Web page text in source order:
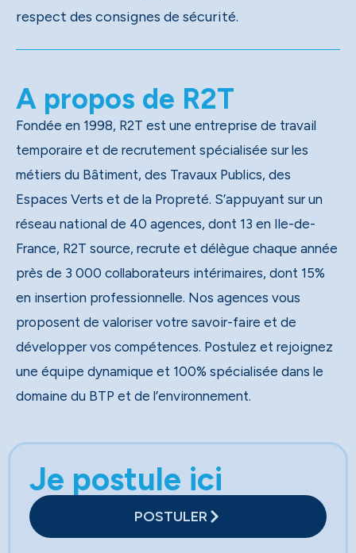
respect des consignes de sécurité.
A propos de R2T
Fondée en 1998, R2T est une entreprise de travail
temporaire et de recrutement spécialisée sur les
métiers du Bâtiment, des Travaux Publics, des
Espaces Verts et de la Propreté. S’appuyant sur un
réseau national de 40 agences, dont 13 en Ile-de-
France, R2T source, recrute et délègue chaque année
près de 3 000 collaborateurs intérimaires, dont 15%
en insertion professionnelle. Nos agences vous
proposent de valoriser votre savoir-faire et de
développer vos compétences. Postulez et rejoignez
une équipe dynamique et 100% spécialisée dans le
domaine du BTP et de l’environnement.
Je postule ici
POSTULER